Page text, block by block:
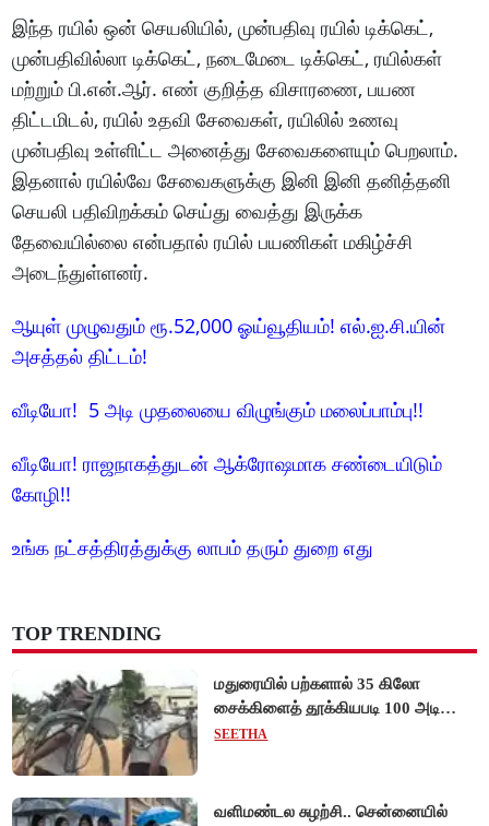
இந்த ரயில் ஒன் செயலியில், முன்பதிவு ரயில் டிக்கெட்,
முன்பதிவில்லா டிக்கெட், நடைமேடை டிக்கெட், ரயில்கள்
மற்றும் பி.என்.ஆர். எண் குறித்த விசாரணை, பயண
திட்டமிடல், ரயில் உதவி சேவைகள், ரயிலில் உணவு
முன்பதிவு உள்ளிட்ட அனைத்து சேவைகளையும் பெறலாம்.
இதனால் ரயில்வே சேவைகளுக்கு இனி இனி தனித்தனி
செயலி பதிவிறக்கம் செய்து வைத்து இருக்க
தேவையில்லை என்பதால் ரயில் பயணிகள் மகிழ்ச்சி
அடைந்துள்ளனர்.
ஆயுள் முழுவதும் ரூ.52,000 ஓய்வூதியம்! எல்.ஐ.சி.யின்
அசத்தல் திட்டம்!
வீடியோ! 5 அடி முதலையை விழுங்கும் மலைப்பாம்பு!!
வீடியோ! ராஜநாகத்துடன் ஆக்ரோஷமாக சண்டையிடும்
கோழி!!
உங்க நட்சத்திரத்துக்கு லாபம் தரும் துறை எது
TOP TRENDING
மதுரையில் பற்களால் 35 கிலோ
சைக்கிளைத் தூக்கியபடி 100 அடி
நடந்து சென்று முன்னாள் ராணுவ வீரர்
SEETHA
வளிமண்டல சுழற்சி.. சென்னையில்